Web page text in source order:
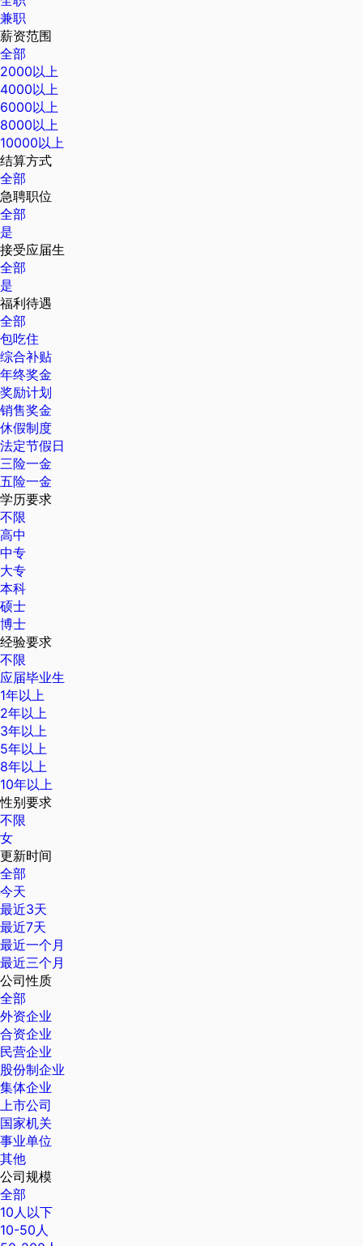
兼职
薪资范围
全部
2000以上
4000以上
6000以上
8000以上
10000以上
结算方式
全部
急聘职位
全部
是
接受应届生
全部
是
福利待遇
全部
包吃住
综合补贴
年终奖金
奖励计划
销售奖金
休假制度
法定节假日
三险一金
五险一金
学历要求
不限
高中
中专
大专
本科
硕士
博士
经验要求
不限
应届毕业生
1年以上
2年以上
3年以上
5年以上
8年以上
10年以上
性别要求
不限
女
更新时间
全部
今天
最近3天
最近7天
最近一个月
最近三个月
公司性质
全部
外资企业
合资企业
民营企业
股份制企业
集体企业
上市公司
国家机关
事业单位
其他
公司规模
全部
10人以下
10-50人